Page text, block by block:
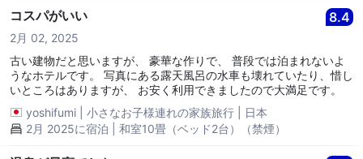
コスパがいい 8.4
2月 02, 2025
古い建物だと思いますが、 豪華な作りで、 普段では泊まれないよ
うなホテルです。 写真にある露天風呂の水車も壊れていたり、惜し
いところはありますが、 お安く利用できましたので大満足です。
yoshifumi
小さなお子様連れの家族旅行
日本
2月 2025に宿泊 | 和室10畳（ベッド2台）（禁煙）